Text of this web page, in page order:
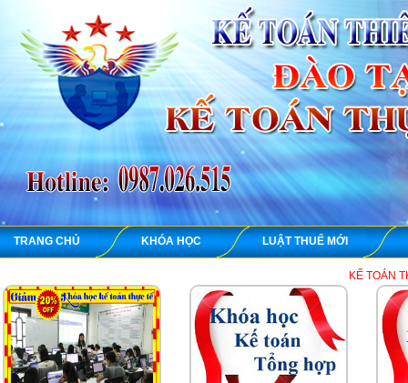
TRANG CHỦ KHÓA HỌC LUẬT THUẾ MỚI
KẾ TOÁN THIÊN ƯNG